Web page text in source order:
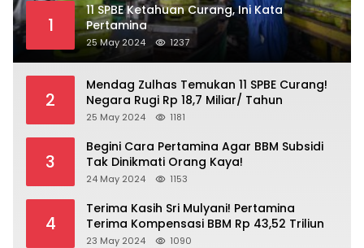
1
11 SPBE Ketahuan Curang, Ini Kata
Pertamina
25 May 2024 1237
2
Mendag Zulhas Temukan 11 SPBE Curang!
Negara Rugi Rp 18,7 Miliar/ Tahun
25 May 2024 1181
3
Begini Cara Pertamina Agar BBM Subsidi
Tak Dinikmati Orang Kaya!
24 May 2024 1153
4
Terima Kasih Sri Mulyani! Pertamina
Terima Kompensasi BBM Rp 43,52 Triliun
23 May 2024 1090